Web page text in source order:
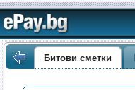
Битови сметки